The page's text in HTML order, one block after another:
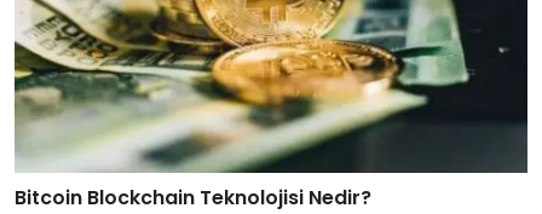
Bitcoin Blockchain Teknolojisi Nedir?